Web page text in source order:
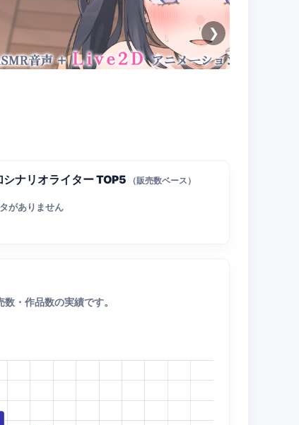
❯
シナリオライター TOP5 （販売数ベース）
がありません
・作品数の実績です。